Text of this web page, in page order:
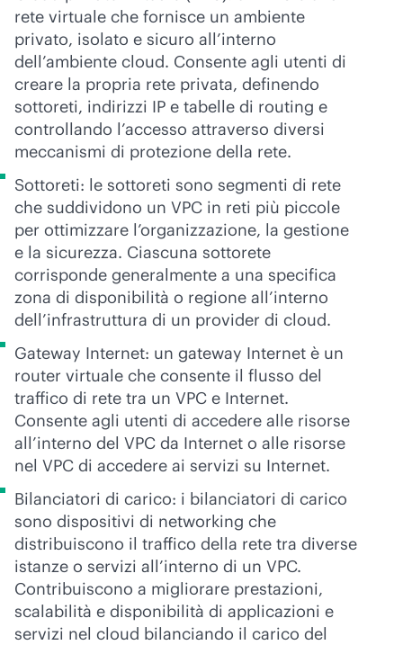
rete virtuale che fornisce un ambiente
privato, isolato e sicuro all’interno
dell’ambiente cloud. Consente agli utenti di
creare la propria rete privata, definendo
sottoreti, indirizzi IP e tabelle di routing e
controllando l’accesso attraverso diversi
meccanismi di protezione della rete.
Sottoreti: le sottoreti sono segmenti di rete
che suddividono un VPC in reti più piccole
per ottimizzare l’organizzazione, la gestione
e la sicurezza. Ciascuna sottorete
corrisponde generalmente a una specifica
zona di disponibilità o regione all’interno
dell’infrastruttura di un provider di cloud.
Gateway Internet: un gateway Internet è un
router virtuale che consente il flusso del
traffico di rete tra un VPC e Internet.
Consente agli utenti di accedere alle risorse
all’interno del VPC da Internet o alle risorse
nel VPC di accedere ai servizi su Internet.
Bilanciatori di carico: i bilanciatori di carico
sono dispositivi di networking che
distribuiscono il traffico della rete tra diverse
istanze o servizi all’interno di un VPC.
Contribuiscono a migliorare prestazioni,
scalabilità e disponibilità di applicazioni e
servizi nel cloud bilanciando il carico del